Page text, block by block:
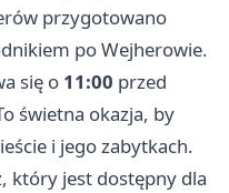
przygotowano
po Wejherowie.
się o 11:00 przed
świetna okazja, by
i jego zabytkach.
który jest dostępny dla